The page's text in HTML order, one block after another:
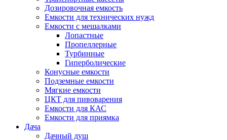
Дозировочная емкость
Емкости для технических нужд
Емкости с мешалками
Лопастные
Пропеллерные
Турбинные
Гиперболические
Конусные емкости
Подземные емкости
Мягкие емкости
ЦКТ для пивоварения
Емкости для КАС
Емкости для приямка
Дача
Дачный душ